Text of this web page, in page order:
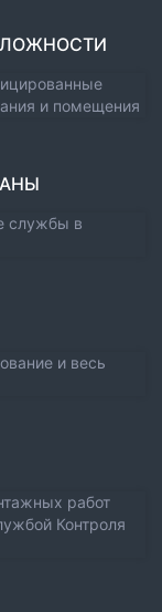
и помещения
службы в
и весь
работ
Контроля